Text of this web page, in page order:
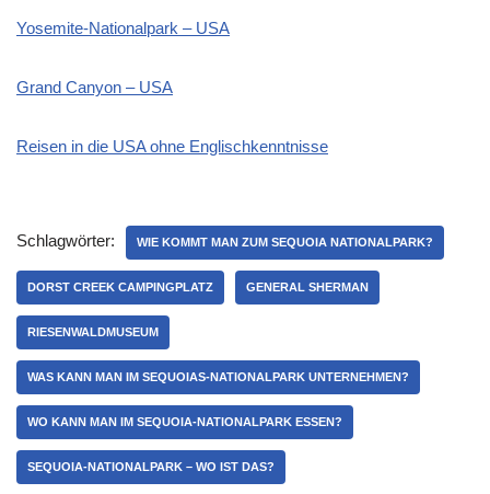
Yosemite-Nationalpark – USA
Grand Canyon – USA
Reisen in die USA ohne Englischkenntnisse
Schlagwörter: WIE KOMMT MAN ZUM SEQUOIA NATIONALPARK?
DORST CREEK CAMPINGPLATZ GENERAL SHERMAN
RIESENWALDMUSEUM
WAS KANN MAN IM SEQUOIAS-NATIONALPARK UNTERNEHMEN?
WO KANN MAN IM SEQUOIA-NATIONALPARK ESSEN?
SEQUOIA-NATIONALPARK – WO IST DAS?